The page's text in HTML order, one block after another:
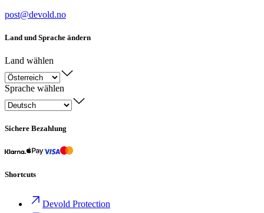
post@devold.no
Land und Sprache ändern
Land wählen
Sprache wählen
Sichere Bezahlung
Shortcuts
Devold Protection